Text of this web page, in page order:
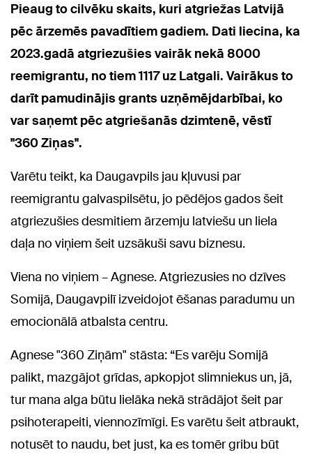
Pieaug to cilvēku skaits, kuri atgriežas Latvijā
pēc ārzemēs pavadītiem gadiem. Dati liecina, ka
2023.gadā atgriezušies vairāk nekā 8000
reemigrantu, no tiem 1117 uz Latgali. Vairākus to
darīt pamudinājis grants uzņēmējdarbībai, ko
var saņemt pēc atgriešanās dzimtenē, vēstī
"360 Ziņas".
Varētu teikt, ka Daugavpils jau kļuvusi par
reemigrantu galvaspilsētu, jo pēdējos gados šeit
atgriezušies desmitiem ārzemju latviešu un liela
daļa no viņiem šeit uzsākuši savu biznesu.
Viena no viņiem – Agnese. Atgriezusies no dzīves
Somijā, Daugavpilī izveidojot ēšanas paradumu un
emocionālā atbalsta centru.
Agnese "360 Ziņām" stāsta: “Es varēju Somijā
palikt, mazgājot grīdas, apkopjot slimniekus un, jā,
tur mana alga būtu lielāka nekā strādājot šeit par
psihoterapeiti, viennozīmīgi. Es varētu šeit atbraukt,
notusēt to naudu, bet just, ka es tomēr gribu būt